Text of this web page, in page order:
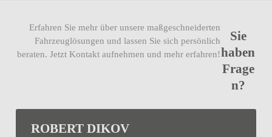
ROBERT DIKOV
Sie
haben
Frage
n?
Erfahren Sie mehr über unsere maßgeschneiderten
Fahrzeuglösungen und lassen Sie sich persönlich
beraten. Jetzt Kontakt aufnehmen und mehr erfahren!